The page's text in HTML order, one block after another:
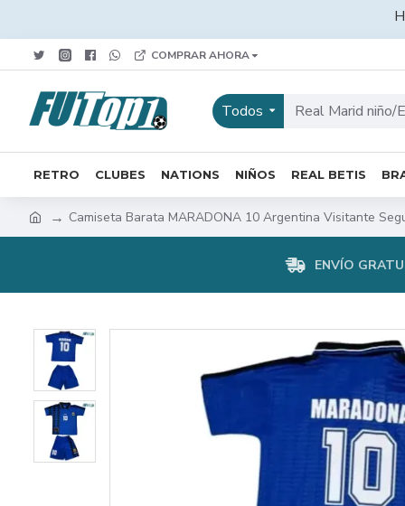
COMPRAR AHORA
Todos
RETRO CLUBES NATIONS NIÑOS REAL BETIS
Camiseta Barata MARADONA 10 Argentina Visitante
ENVÍO